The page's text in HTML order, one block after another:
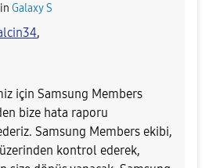
in Galaxy S
,
için Samsung Members
bize hata raporu
Samsung Members ekibi,
üzerinden kontrol ederek,